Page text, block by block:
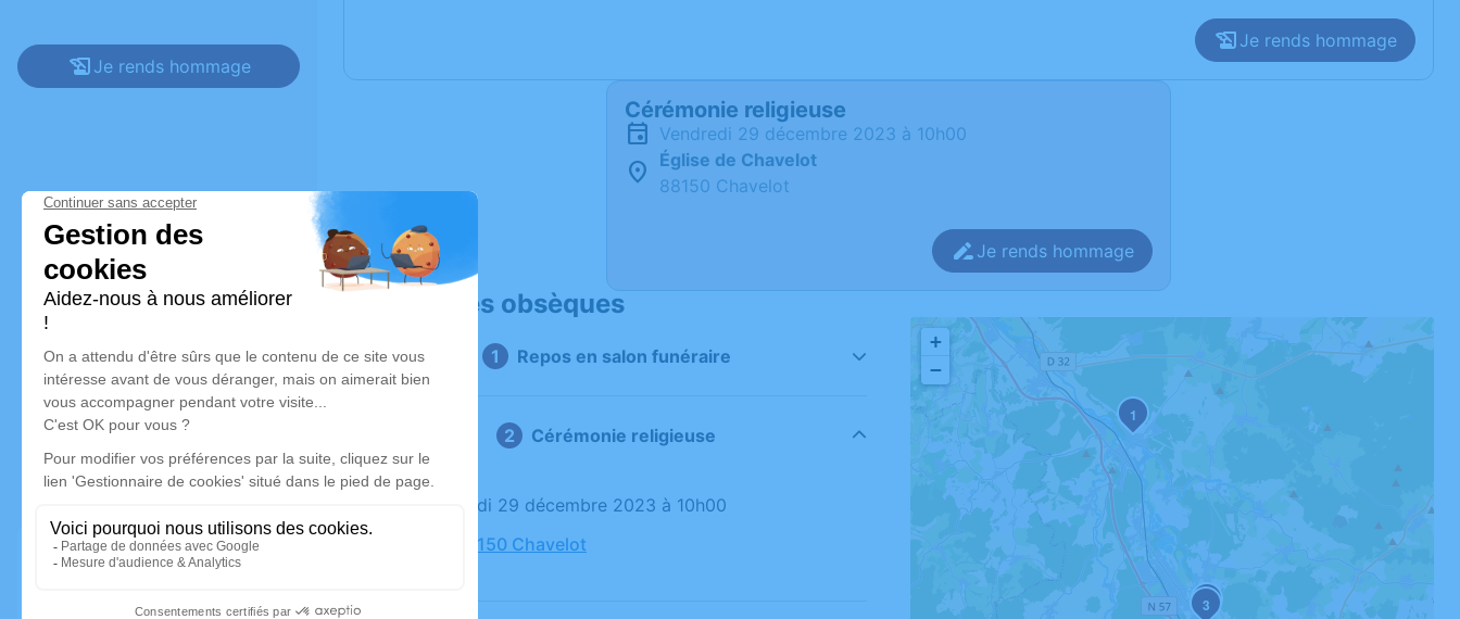
Je rends hommage
Je rends hommage
Cérémonie religieuse
vendredi 29 décembre 2023 à 10h00
Église de Chavelot
88150 Chavelot
Je rends hommage
Déroulé des obsèques
Repos en salon funéraire
Cérémonie religieuse
Le vendredi 29 décembre 2023 à 10h00
Église, 88150 Chavelot
1
2
3
+
−